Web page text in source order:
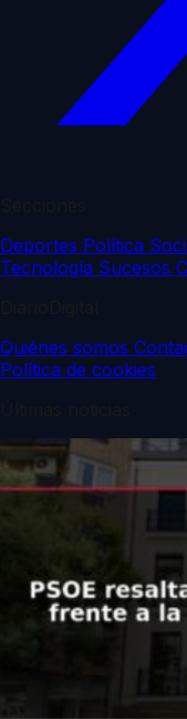
Deportes Política
Tecnología Sucesos
Quiénes somos
Política de cookies